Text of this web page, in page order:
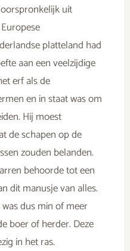
uit
platteland had
aan een veelzijdige
erf als de
en in staat was om
Hij moest
de schapen op de
zouden belanden.
behoorde tot een
dit manusje van alles.
dus min of meer
boer of herder. Deze
in het ras.